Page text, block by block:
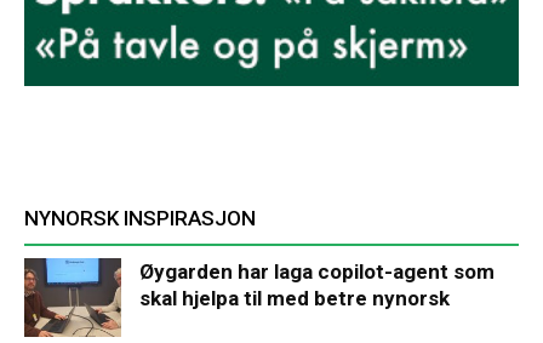
NYNORSK INSPIRASJON
Øygarden har laga copilot-agent som
skal hjelpa til med betre nynorsk